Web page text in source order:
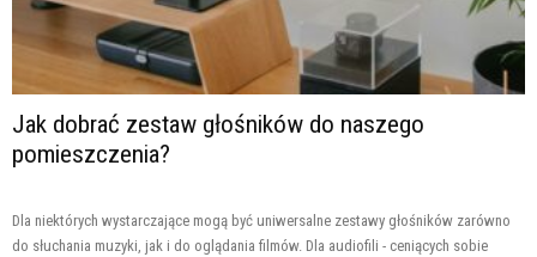
Jak dobrać zestaw głośników do naszego
pomieszczenia?
Dla niektórych wystarczające mogą być uniwersalne zestawy głośników zarówno
do słuchania muzyki, jak i do oglądania filmów. Dla audiofili - ceniących sobie